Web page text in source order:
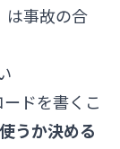
は事故の合
ドを書くこ
うか決める